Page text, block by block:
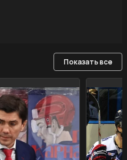
Показать все